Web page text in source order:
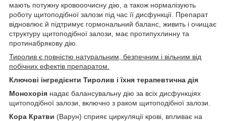
мають потужну кровооочисну дію, а також нормалізують
роботу щитоподібної залози під час її дисфункції. Препарат
відновлює й підтримує гормональний баланс, живить і очищає
структуру щитоподібної залози, має протипухлинну та
протинабрякову дію.
Тиролив є повністю натуральним, безпечним і вільним від
побічних ефектів препаратом.
Ключові інгредієнти Тиролив і їхня терапевтична дія
Монохорія надає балансувальну дію за всіх дисфункціях
щитоподібної залози, включно з раком щитоподібної залози.
Кора Кратви (Варун) сприяє циркуляції крові, впливає на